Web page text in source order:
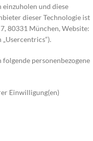
einzuholen und diese
dieser Technologie ist
80331 München, Website:
personenbezogene
Einwilligung(en)